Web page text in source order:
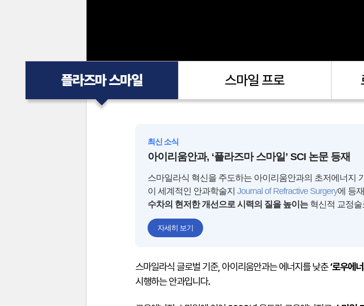
플라즈마 스마일 스마일 프로
최신 소식
아이리움안과, ‘플라즈마 스마일’ SCI 논문 등재
스마일라식 혁신을 주도하는 아이리움안과의 초저에너지
이 세계적인 안과학술지Journal of Refractive Surgery에 등
수차의 현저한 개선으로 시력의 질을 높이는혁신적 교정술
자세히 보기
스마일라식 글로벌 기준, 아이리움안과는 에너지를 낮춘‘로우에
시행하는 안과입니다.